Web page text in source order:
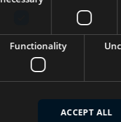
Functionality
ACCEPT ALL